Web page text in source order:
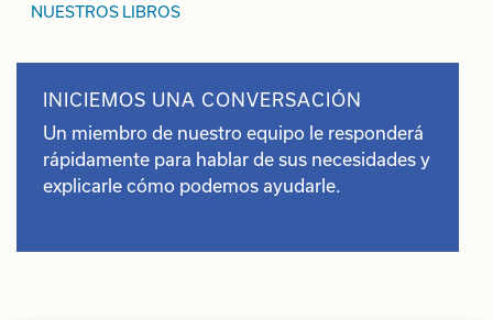
NUESTROS LIBROS
INICIEMOS UNA CONVERSACIÓN
Un miembro de nuestro equipo le responderá
rápidamente para hablar de sus necesidades y
explicarle cómo podemos ayudarle.